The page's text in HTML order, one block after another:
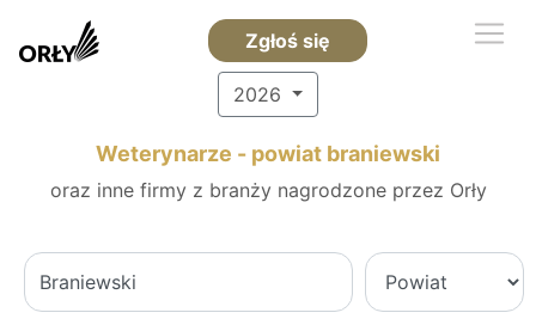
Zgłoś się
2026
Weterynarze - powiat braniewski
oraz inne firmy z branży nagrodzone przez Orły